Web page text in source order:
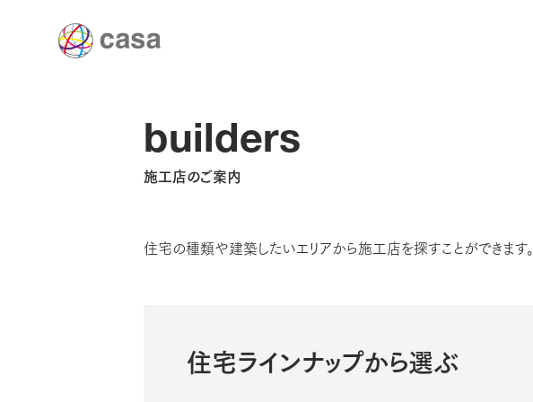
builders
施工店のご案内
住宅の種類や建築したいエリアから施工店を探すことができます。
住宅ラインナップから選ぶ